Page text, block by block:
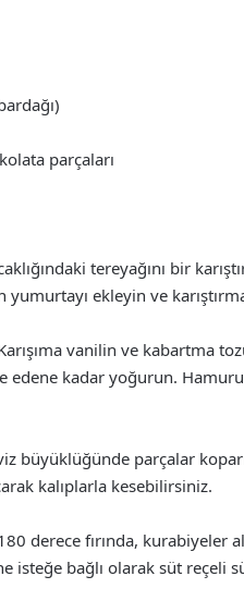
parçaları
tereyağını bir
yumurtayı ekleyin ve
vanilin ve kabartma
kadar yoğurun.
büyüklüğünde parçalar
kalıplarla kesebilirsiniz.
derece fırında, kurabiyeler
isteğe bağlı olarak süt reçeli